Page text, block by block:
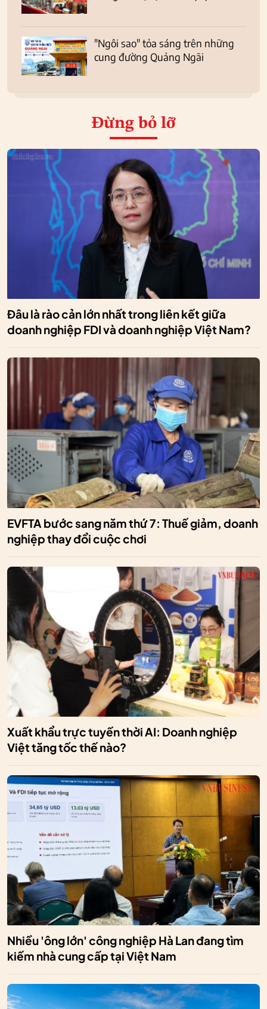
"Ngôi sao" tỏa sáng trên những
cung đường Quảng Ngãi
Đừng bỏ lỡ
Đâu là rào cản lớn nhất trong liên kết giữa
doanh nghiệp FDI và doanh nghiệp Việt Nam?
EVFTA bước sang năm thứ 7: Thuế giảm, doanh
nghiệp thay đổi cuộc chơi
Xuất khẩu trực tuyến thời AI: Doanh nghiệp
Việt tăng tốc thế nào?
Nhiều 'ông lớn' công nghiệp Hà Lan đang tìm
kiếm nhà cung cấp tại Việt Nam